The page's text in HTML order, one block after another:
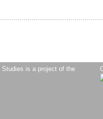
is a project of the